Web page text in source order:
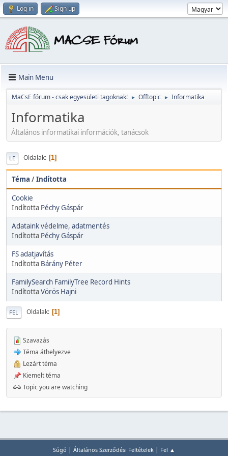
Log in Sign up
Main Menu
MaCsE fórum - csak egyesületi tagoknak! ► Offtopic ► Informatika
Informatika
Általános informatikai információk, tanácsok
LE Oldalak 1
Téma /Indította
Cookie
Indította Péchy Gáspár
Adataink védelme, adatmentés
Indította Péchy Gáspár
FS adatjavítás
Indította Bárány Péter
FamilySearch FamilyTree Record Hints
IndítottaVörös Hajni
FEL Oldalak 1
Szavazás
Téma áthelyezve
Lezárt téma
Kiemelt téma
Topic you are watching
Súgó | Általános Szerződési Feltételek | Fel ▲